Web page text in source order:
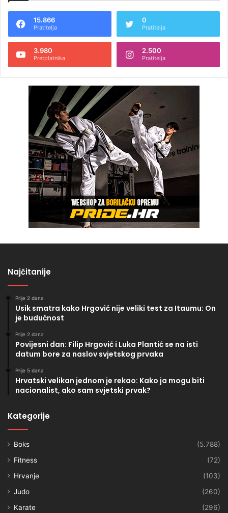
15.866
Pratitelja
0
Pratitelja
3.980
Pretplatnika
2.500
Pratitelja
Najčitanije
Prije 2 dana
Usik smatra kako Hrgović nije veliki test za Itaumu: On
je budućnost
Prije 2 dana
Povijesni dan: Filip Hrgović i Luka Plantić se na isti
datum bore za naslov svjetskog prvaka
Prije 5 dana
Hrvatski velikan jednom je rekao: Kako ja mogu biti
nacionalist, ako sam svjetski prvak?
Kategorije
Boks
(5.788)
Fitness
(72)
Hrvanje
(103)
Judo
(260)
Karate
(296)